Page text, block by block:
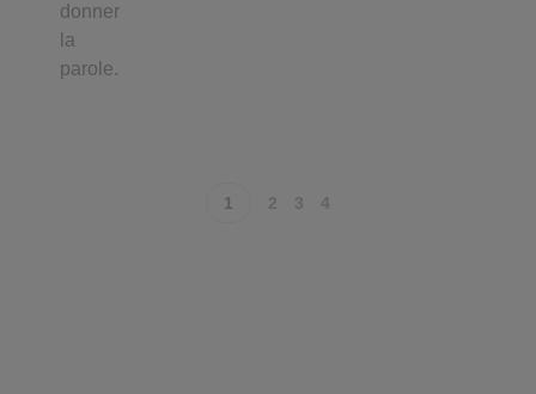
donner
la
parole.
1 2 3 4